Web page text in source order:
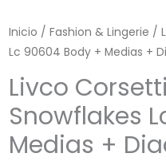
Inicio / Fashion & Lingerie /
Lc 90604 Body + Medias +
Livco
Snowflakes
Medias +